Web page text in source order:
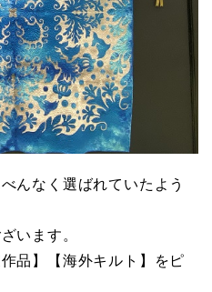
んなく選ばれていたよう
います。
品】【海外キルト】をピ